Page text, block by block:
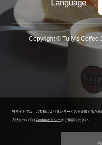
Language
Copyright © Tullyʼs Coffee
当サイトでは、お客様により良いサービスを提供するため
方法についてはCookieポリシーをご確認ください。